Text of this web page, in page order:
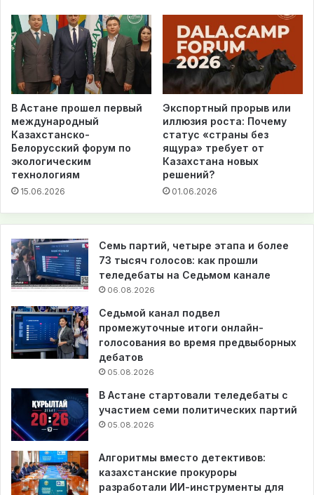
В Астане прошел первый
международный
Казахстанско-
Белорусский форум по
экологическим
технологиям
15.06.2026
Экспортный прорыв или
иллюзия роста: Почему
статус «страны без
ящура» требует от
Казахстана новых
решений?
01.06.2026
Семь партий, четыре этапа и более
73 тысяч голосов: как прошли
теледебаты на Седьмом канале
06.08.2026
Седьмой канал подвел
промежуточные итоги онлайн-
голосования во время предвыборных
дебатов
05.08.2026
В Астане стартовали теледебаты с
участием семи политических партий
05.08.2026
Алгоритмы вместо детективов:
казахстанские прокуроры
разработали ИИ-инструменты для